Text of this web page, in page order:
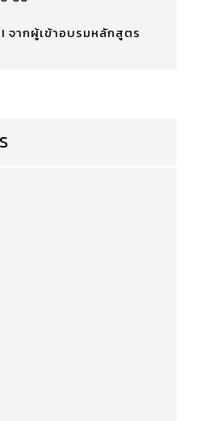
จากผู้เข้าอบรมหลักสูตร